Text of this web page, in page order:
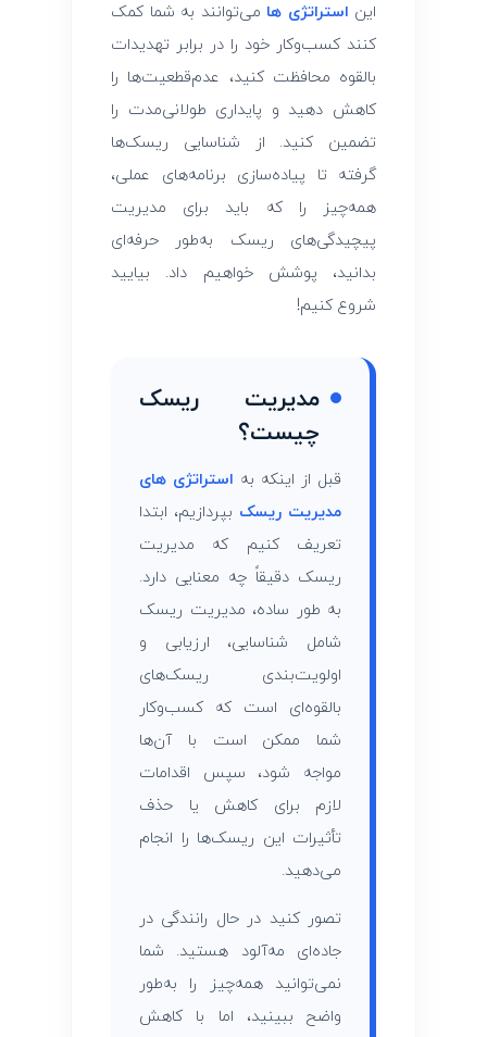
این استراتژی‌ ها می‌توانند به شما کمک
کنند کسب‌وکار خود را در برابر تهدیدات
بالقوه محافظت کنید، عدم‌قطعیت‌ها را
کاهش دهید و پایداری طولانی‌مدت را
تضمین کنید. از شناسایی ریسک‌ها
گرفته تا پیاده‌سازی برنامه‌های عملی،
همه‌چیز را که باید برای مدیریت
پیچیدگی‌های ریسک به‌طور حرفه‌ای
بدانید، پوشش خواهیم داد. بیایید
شروع کنیم!
مدیریت ریسک
چیست؟
قبل از اینکه به استراتژی‌ های
مدیریت ریسک بپردازیم، ابتدا
تعریف کنیم که مدیریت
ریسک دقیقاً چه معنایی دارد.
به طور ساده، مدیریت ریسک
شامل شناسایی، ارزیابی و
اولویت‌بندی ریسک‌های
بالقوه‌ای است که کسب‌وکار
شما ممکن است با آن‌ها
مواجه شود، سپس اقدامات
لازم برای کاهش یا حذف
تأثیرات این ریسک‌ها را انجام
می‌دهید.
تصور کنید در حال رانندگی در
جاده‌ای مه‌آلود هستید. شما
نمی‌توانید همه‌چیز را به‌طور
واضح ببینید، اما با کاهش